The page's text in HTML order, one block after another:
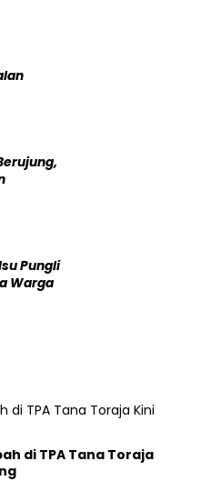
Pungli
Warga
di TPA Tana Toraja